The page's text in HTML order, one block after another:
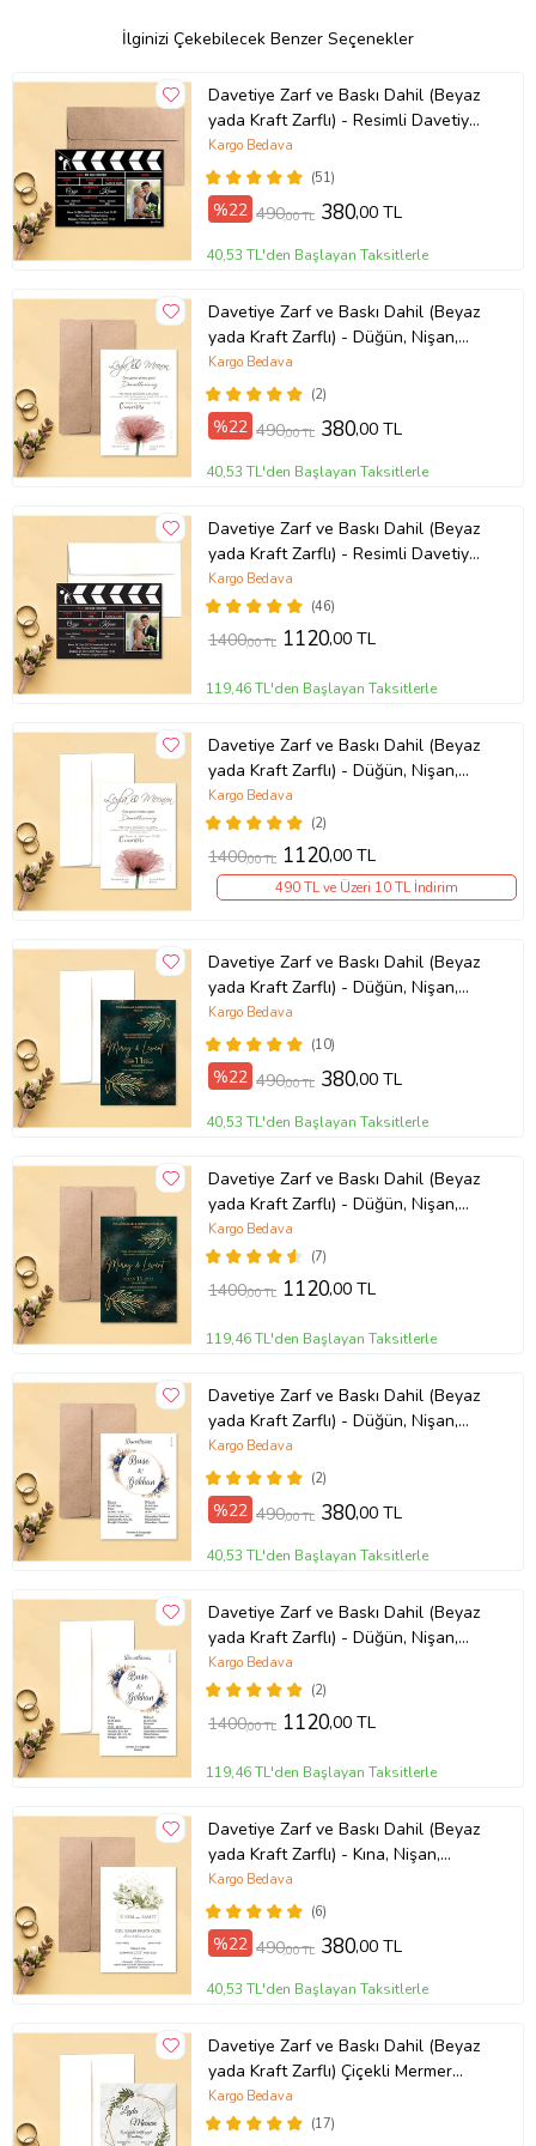
kcm10643503
İlginizi Çekebilecek Benzer Seçenekler
Davetiye Zarf ve Baskı Dahil (Beyaz
yada Kraft Zarflı) - Resimli Davetiye
- Düğün, Nişan, Nikah, Kına
Davetiyesi (Kahverengi)
(51)
Kargo Bedava
%22 490,00 TL 380,00 TL
40,53 TL'den Başlayan Taksitlerle
Davetiye Zarf ve Baskı Dahil (Beyaz
yada Kraft Zarflı) - Düğün, Nişan,
Nikah, Kına Davetiyesi (Kahverengi)
(2)
Kargo Bedava
%22 490,00 TL 380,00 TL
40,53 TL'den Başlayan Taksitlerle
Davetiye Zarf ve Baskı Dahil (Beyaz
yada Kraft Zarflı) - Resimli Davetiye
- Düğün, Nişan, Nikah, Kına
Davetiyesi (Beyaz)
(46)
Kargo Bedava
1400,00 TL 1120,00 TL
119,46 TL'den Başlayan Taksitlerle
Davetiye Zarf ve Baskı Dahil (Beyaz
yada Kraft Zarflı) - Düğün, Nişan,
Nikah, Kına Davetiyesi (Beyaz)
(2)
Kargo Bedava
1400,00 TL 1120,00 TL
490 TL ve Üzeri 10 TL İndirim
Davetiye Zarf ve Baskı Dahil (Beyaz
yada Kraft Zarflı) - Düğün, Nişan,
Nikah, Kına Davetiyesi (Beyaz)
(10)
Kargo Bedava
%22 490,00 TL 380,00 TL
40,53 TL'den Başlayan Taksitlerle
Davetiye Zarf ve Baskı Dahil (Beyaz
yada Kraft Zarflı) - Düğün, Nişan,
Nikah, Kına Davetiyesi (Kahverengi)
(7)
Kargo Bedava
1400,00 TL 1120,00 TL
119,46 TL'den Başlayan Taksitlerle
Davetiye Zarf ve Baskı Dahil (Beyaz
yada Kraft Zarflı) - Düğün, Nişan,
Nikah, Kına Davetiyesi (Kahverengi)
(2)
Kargo Bedava
%22 490,00 TL 380,00 TL
40,53 TL'den Başlayan Taksitlerle
Davetiye Zarf ve Baskı Dahil (Beyaz
yada Kraft Zarflı) - Düğün, Nişan,
Nikah, Kına Davetiyesi (Beyaz)
(2)
Kargo Bedava
1400,00 TL 1120,00 TL
119,46 TL'den Başlayan Taksitlerle
Davetiye Zarf ve Baskı Dahil (Beyaz
yada Kraft Zarflı) - Kına, Nişan,
Nikah, Düğün Davetiyesi
(Kahverengi) (6)
Kargo Bedava
%22 490,00 TL 380,00 TL
40,53 TL'den Başlayan Taksitlerle
Davetiye Zarf ve Baskı Dahil (Beyaz
yada Kraft Zarflı) Çiçekli Mermer
Desenli Tasarım Düğün, Nikah, Kına
Nişan Davetiyesi (Beyaz)
(17)
Kargo Bedava